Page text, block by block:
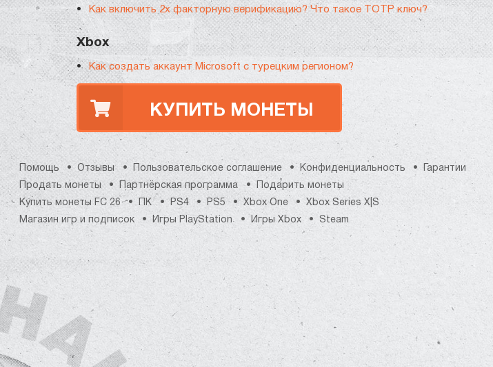
Как включить 2х факторную верификацию? Что такое TOTP ключ?
Xbox
Как создать аккаунт Microsoft с турецким регионом?
КУПИТЬ МОНЕТЫ
Помощь Отзывы Пользовательское соглашение Конфиденциальность
Гарантии
Продать монеты
Партнёрская программа
Подарить монеты
Купить монеты FC 26
ПК PS4 PS5 Xbox One
Xbox Series X|S
Магазин игр и подписок
Игры PlayStation Игры Xbox Steam